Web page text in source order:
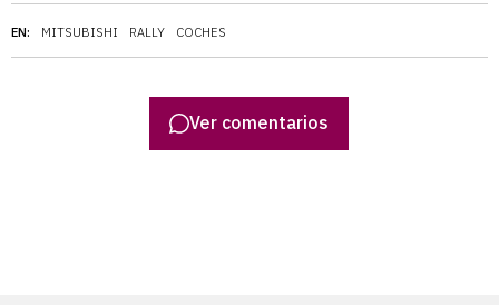
EN: MITSUBISHI RALLY COCHES
Ver comentarios